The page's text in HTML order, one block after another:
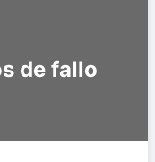
de fallo